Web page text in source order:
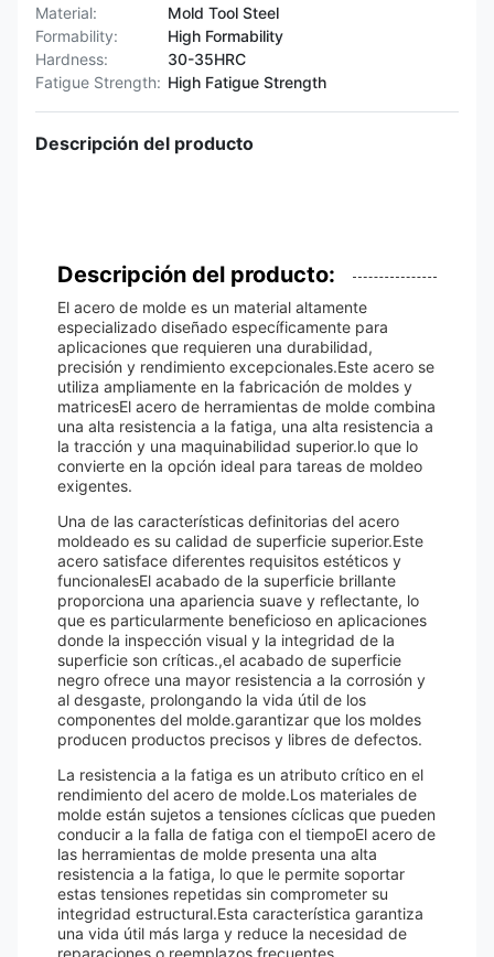
Material:
Mold Tool Steel
Formability:
High Formability
Hardness:
30-35HRC
Fatigue Strength: High Fatigue Strength
Descripción del producto
Descripción del producto:
El acero de molde es un material altamente
especializado diseñado específicamente para
aplicaciones que requieren una durabilidad,
precisión y rendimiento excepcionales.Este acero se
utiliza ampliamente en la fabricación de moldes y
matricesEl acero de herramientas de molde combina
una alta resistencia a la fatiga, una alta resistencia a
la tracción y una maquinabilidad superior.lo que lo
convierte en la opción ideal para tareas de moldeo
exigentes.
Una de las características definitorias del acero
moldeado es su calidad de superficie superior.Este
acero satisface diferentes requisitos estéticos y
funcionalesEl acabado de la superficie brillante
proporciona una apariencia suave y reflectante, lo
que es particularmente beneficioso en aplicaciones
donde la inspección visual y la integridad de la
superficie son críticas.,el acabado de superficie
negro ofrece una mayor resistencia a la corrosión y
al desgaste, prolongando la vida útil de los
componentes del molde.garantizar que los moldes
producen productos precisos y libres de defectos.
La resistencia a la fatiga es un atributo crítico en el
rendimiento del acero de molde.Los materiales de
molde están sujetos a tensiones cíclicas que pueden
conducir a la falla de fatiga con el tiempoEl acero de
las herramientas de molde presenta una alta
resistencia a la fatiga, lo que le permite soportar
estas tensiones repetidas sin comprometer su
integridad estructural.Esta característica garantiza
una vida útil más larga y reduce la necesidad de
reparaciones o reemplazos frecuentes,